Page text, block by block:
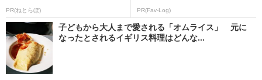
PR(ねとらぼ) PR(Fav-Log)
子どもから大人まで愛される「オムライス」 元に
なったとされるイギリス料理はどんな...